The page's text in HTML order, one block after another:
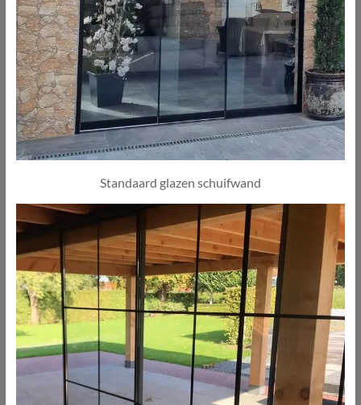
Standaard glazen schuifwand